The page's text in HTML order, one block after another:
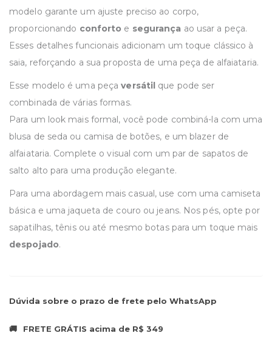
modelo garante um ajuste preciso ao corpo,
proporcionando conforto e segurança ao usar a peça.
Esses detalhes funcionais adicionam um toque clássico à
saia, reforçando a sua proposta de uma peça de alfaiataria.
Esse modelo é uma peçaversátil que pode ser
combinada de várias formas.
Para um look mais formal, você pode combiná-la com uma
blusa de seda ou camisa de botões, e um blazer de
alfaiataria. Complete o visual com um par de sapatos de
salto alto para uma produção elegante.
Para uma abordagem mais casual, use com uma camiseta
básica e uma jaqueta de couro ou jeans. Nos pés, opte por
sapatilhas, tênis ou até mesmo botas para um toque mais
despojado.
Dúvida sobre o prazo de frete pelo WhatsApp
🚚 FRETE GRÁTIS acima de R$ 349